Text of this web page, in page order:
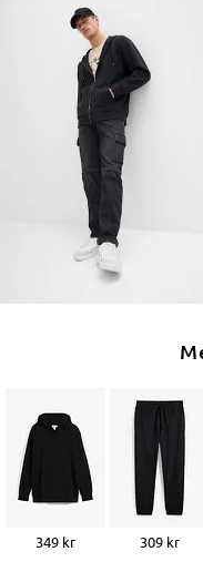
349 kr 309 kr